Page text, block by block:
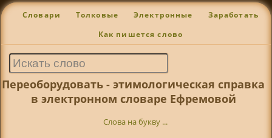
Словари Толковые Электронные Заработать
Как пишется слово
Переоборудовать - этимологическая справка
в электронном словаре Ефремовой
Слова на букву ...